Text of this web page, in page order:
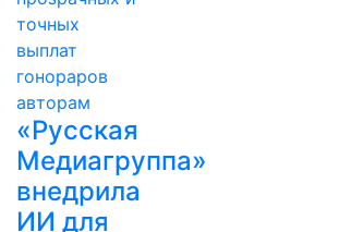
«Русская
Медиагруппа»
внедрила
ИИ для